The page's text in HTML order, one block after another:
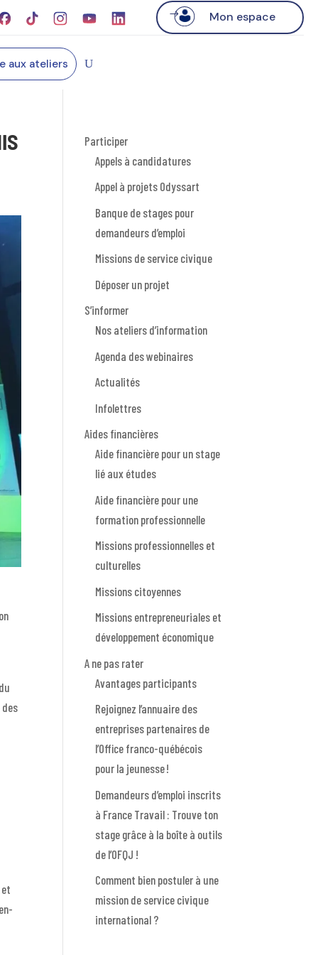
Mon espace
aux ateliers
Participer
Appels à candidatures
Appel à projets Odyssart
Banque de stages pour
demandeurs d’emploi
Missions de service civique
Déposer un projet
S’informer
Nos ateliers d’information
Agenda des webinaires
Actualités
Infolettres
Aides financières
Aide financière pour un stage
lié aux études
Aide financière pour une
formation professionnelle
Missions professionnelles et
culturelles
Missions citoyennes
Missions entrepreneuriales et
développement économique
A ne pas rater
Avantages participants
Rejoignez l’annuaire des
entreprises partenaires de
l’Office franco-québécois
pour la jeunesse !
Demandeurs d’emploi inscrits
à France Travail : Trouve ton
stage grâce à la boîte à outils
de l’OFQJ !
Comment bien postuler à une
mission de service civique
international ?